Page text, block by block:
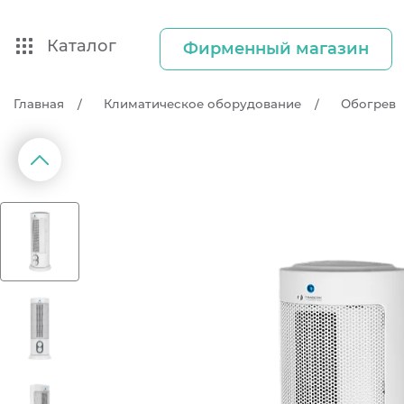
Каталог Фирменный магазин
Главная Климатическое оборудование Обогрев
П
р
е
д
ы
д
у
щ
и
й
с
л
а
й